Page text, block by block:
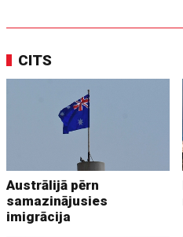
CITS
Austrālijā pērn
samazinājusies
imigrācija